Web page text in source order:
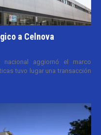
a Celnova
aggiornó el marco
tuvo lugar una transacción